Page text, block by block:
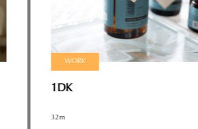
WORK
1DK
32m